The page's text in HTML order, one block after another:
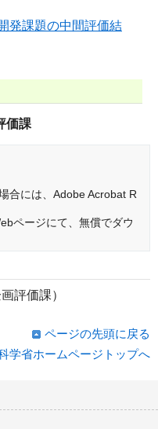
発課題の中間評価結
価課
合には、Adobe Acrobat R
ページにて、無償でダウ
評価課）
ページの先頭に戻る
学省ホームページトップへ